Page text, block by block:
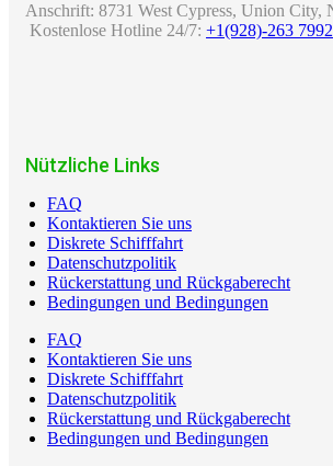
Anschrift: 8731 West Cypress, Union City,
Kostenlose Hotline 24/7: +1(928)-263 7992
Nützliche Links
FAQ
Kontaktieren Sie uns
Diskrete Schifffahrt
Datenschutzpolitik
Rückerstattung und Rückgaberecht
Bedingungen und Bedingungen
FAQ
Kontaktieren Sie uns
Diskrete Schifffahrt
Datenschutzpolitik
Rückerstattung und Rückgaberecht
Bedingungen und Bedingungen